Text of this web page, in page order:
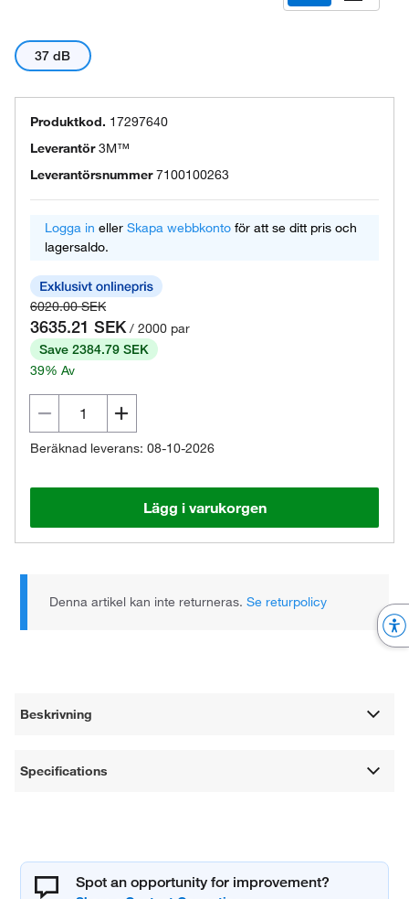
37 dB
Produktkod. 17297640
Leverantör3M™
Leverantörsnummer 7100100263
Logga in eller Skapa webbkonto för att se ditt pris och
lagersaldo.
6020.00 SEK
3635.21 SEK / 2000 par
Save 2384.79 SEK
39% Av
Beräknad leverans: 08-10-2026
Lägg i varukorgen
Denna artikel kan inte returneras.Se returpolicy
Beskrivning
Specifications
Spot an opportunity for improvement?